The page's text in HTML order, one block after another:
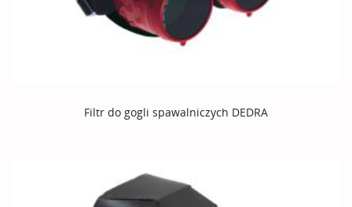
Filtr do gogli spawalniczych DEDRA